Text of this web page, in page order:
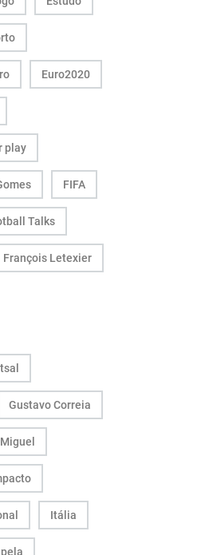
Euro2020
play
FIFA
Talks
François Letexier
Gustavo Correia
Itália